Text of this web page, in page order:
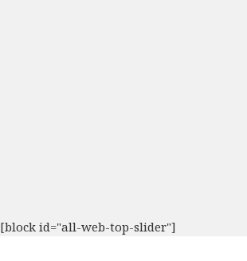
[block id="all-web-top-slider"]